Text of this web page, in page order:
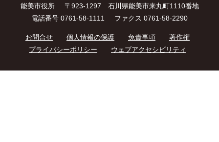
能美市役所
〒923-1297 石川県能美市来丸町1110番地
電話番号 0761-58-1111
ファクス 0761-58-2290
お問合せ 個人情報の保護 免責事項
著作権
プライバシーポリシー
ウェブアクセシビリティ